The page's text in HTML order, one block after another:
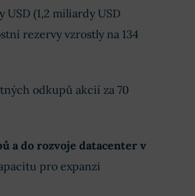
(1,2 miliardy USD
rezervy vzrostly na 134
odkupů akcií za 70
a do rozvoje datacenter v
pro expanzi